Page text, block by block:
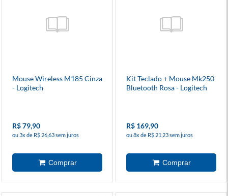
Mouse Wireless M185 Cinza
- Logitech
R$ 79,90
ou 3x de R$ 26,63 sem juros
Kit Teclado + Mouse Mk250
Bluetooth Rosa - Logitech
R$ 169,90
ou 8x de R$ 21,23 sem juros